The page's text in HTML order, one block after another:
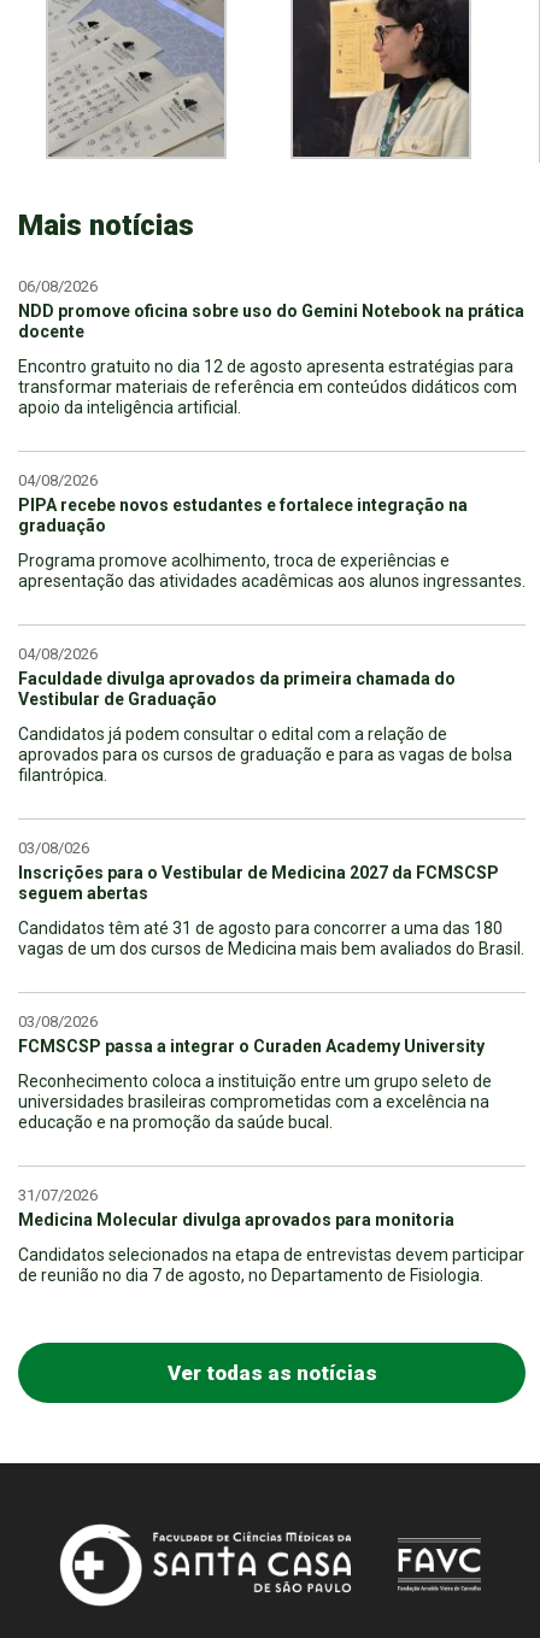
Mais notícias
06/08/2026
NDD promove oficina sobre uso do Gemini Notebook na prática
docente
Encontro gratuito no dia 12 de agosto apresenta estratégias para
transformar materiais de referência em conteúdos didáticos com
apoio da inteligência artificial.
04/08/2026
PIPA recebe novos estudantes e fortalece integração na
graduação
Programa promove acolhimento, troca de experiências e
apresentação das atividades acadêmicas aos alunos ingressantes.
04/08/2026
Faculdade divulga aprovados da primeira chamada do
Vestibular de Graduação
Candidatos já podem consultar o edital com a relação de
aprovados para os cursos de graduação e para as vagas de bolsa
filantrópica.
03/08/026
Inscrições para o Vestibular de Medicina 2027 da FCMSCSP
seguem abertas
Candidatos têm até 31 de agosto para concorrer a uma das 180
vagas de um dos cursos de Medicina mais bem avaliados do Brasil.
03/08/2026
FCMSCSP passa a integrar o Curaden Academy University
Reconhecimento coloca a instituição entre um grupo seleto de
universidades brasileiras comprometidas com a excelência na
educação e na promoção da saúde bucal.
31/07/2026
Medicina Molecular divulga aprovados para monitoria
Candidatos selecionados na etapa de entrevistas devem participar
de reunião no dia 7 de agosto, no Departamento de Fisiologia.
Ver todas as notícias